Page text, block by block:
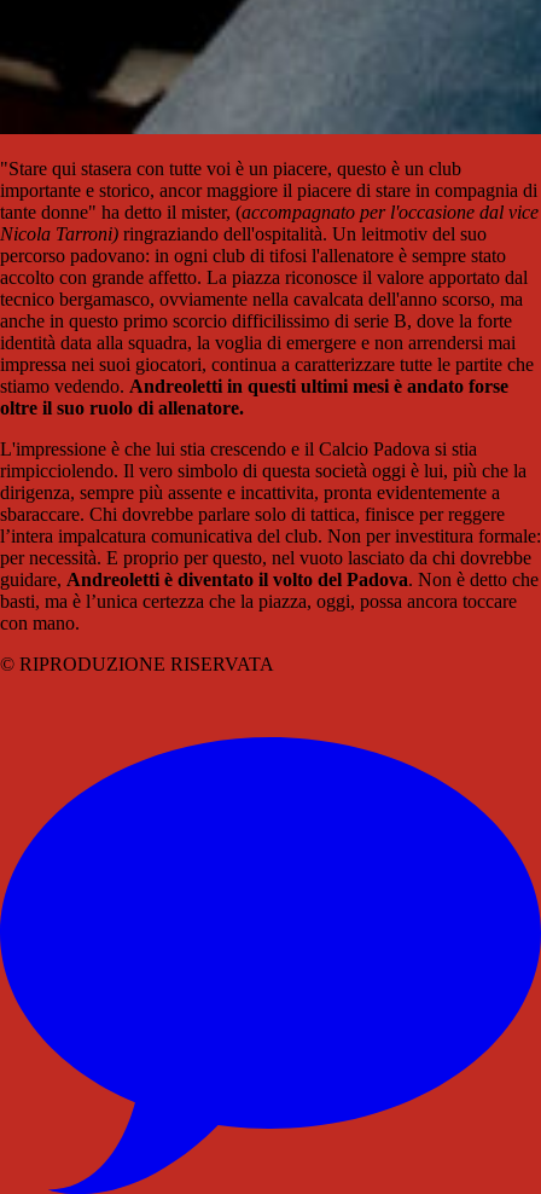
"Stare qui stasera con tutte voi è un piacere, questo è un club
importante e storico, ancor maggiore il piacere di stare in compagnia di
tante donne" ha detto il mister, (accompagnato per l'occasione dal vice
Nicola Tarroni) ringraziando dell'ospitalità. Un leitmotiv del suo
percorso padovano: in ogni club di tifosi l'allenatore è sempre stato
accolto con grande affetto. La piazza riconosce il valore apportato dal
tecnico bergamasco, ovviamente nella cavalcata dell'anno scorso, ma
anche in questo primo scorcio difficilissimo di serie B, dove la forte
identità data alla squadra, la voglia di emergere e non arrendersi mai
impressa nei suoi giocatori, continua a caratterizzare tutte le partite che
stiamo vedendo. Andreoletti in questi ultimi mesi è andato forse
oltre il suo ruolo di allenatore.
L'impressione è che lui stia crescendo e il Calcio Padova si stia
rimpicciolendo. Il vero simbolo di questa società oggi è lui, più che la
dirigenza, sempre più assente e incattivita, pronta evidentemente a
sbaraccare. Chi dovrebbe parlare solo di tattica, finisce per reggere
l’intera impalcatura comunicativa del club. Non per investitura formale:
per necessità. E proprio per questo, nel vuoto lasciato da chi dovrebbe
guidare, Andreoletti è diventato il volto del Padova. Non è detto che
basti, ma è l’unica certezza che la piazza, oggi, possa ancora toccare
con mano.
© RIPRODUZIONE RISERVATA